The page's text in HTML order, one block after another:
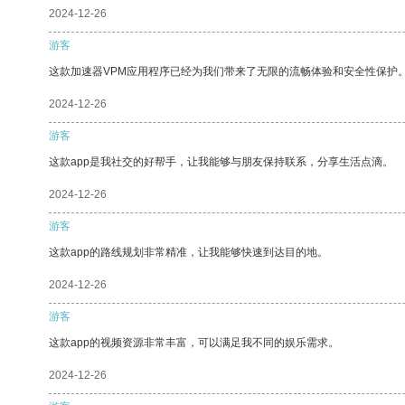
2024-12-26
游客
这款加速器VPM应用程序已经为我们带来了无限的流畅体验和安全性保护
2024-12-26
游客
这款app是我社交的好帮手，让我能够与朋友保持联系，分享生活点滴。
2024-12-26
游客
这款app的路线规划非常精准，让我能够快速到达目的地。
2024-12-26
游客
这款app的视频资源非常丰富，可以满足我不同的娱乐需求。
2024-12-26